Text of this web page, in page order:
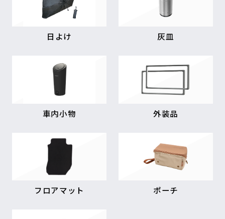
日よけ 灰皿
車内小物 外装品
フロアマット ポーチ